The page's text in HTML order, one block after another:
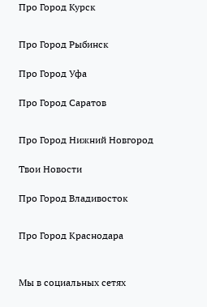
Про Город Курск
Про Город Рыбинск
Про Город Уфа
Про Город Саратов
Про Город Нижний Новгород
Твои Новости
Про Город Владивосток
Про Город Краснодара
Мы в социальных сетях